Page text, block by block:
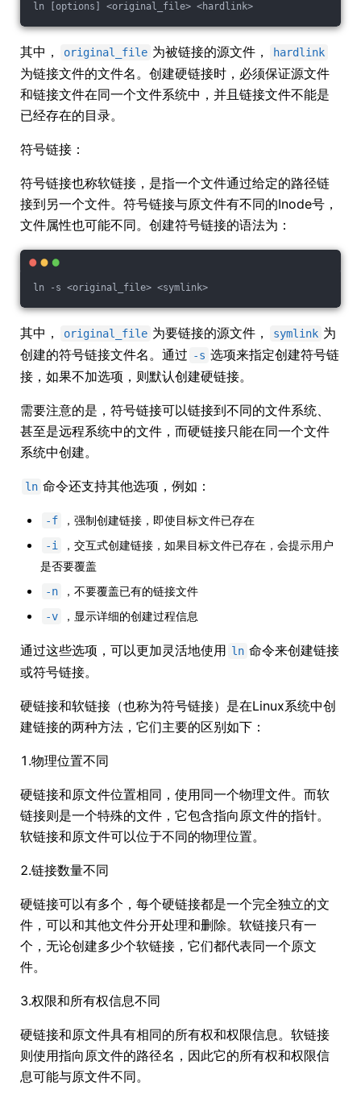
ln [options] <original_file> <hardlink>
其中， original_file 为被链接的源文件， hardlink
为链接文件的文件名。创建硬链接时，必须保证源文件
和链接文件在同一个文件系统中，并且链接文件不能是
已经存在的目录。
符号链接：
符号链接也称软链接，是指一个文件通过给定的路径链
接到另一个文件。符号链接与原文件有不同的Inode号，
文件属性也可能不同。创建符号链接的语法为：
ln -s <original_file> <symlink>
其中， original_file 为要链接的源文件， symlink 为
创建的符号链接文件名。通过 -s 选项来指定创建符号链
接，如果不加选项，则默认创建硬链接。
需要注意的是，符号链接可以链接到不同的文件系统、
甚至是远程系统中的文件，而硬链接只能在同一个文件
系统中创建。
ln 命令还支持其他选项，例如：
-f ，强制创建链接，即使目标文件已存在
-i
，交互式创建链接，如果目标文件已存在，会提示用户
是否要覆盖
-n ，不要覆盖已有的链接文件
-v ，显示详细的创建过程信息
通过这些选项，可以更加灵活地使用 ln 命令来创建链接
或符号链接。
硬链接和软链接（也称为符号链接）是在Linux系统中创
建链接的两种方法，它们主要的区别如下：
1.物理位置不同
硬链接和原文件位置相同，使用同一个物理文件。而软
链接则是一个特殊的文件，它包含指向原文件的指针。
软链接和原文件可以位于不同的物理位置。
2.链接数量不同
硬链接可以有多个，每个硬链接都是一个完全独立的文
件，可以和其他文件分开处理和删除。软链接只有一
个，无论创建多少个软链接，它们都代表同一个原文
件。
3.权限和所有权信息不同
硬链接和原文件具有相同的所有权和权限信息。软链接
则使用指向原文件的路径名，因此它的所有权和权限信
息可能与原文件不同。